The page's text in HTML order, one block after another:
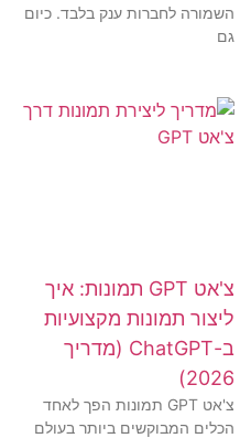
השמורה לחברות ענק בלבד. כיום
גם
צ'אט GPT תמונות: איך
ליצור תמונות מקצועיות
ב-ChatGPT (מדריך
2026)
צ'אט GPT תמונות הפך לאחד
הכלים המבוקשים ביותר בעולם